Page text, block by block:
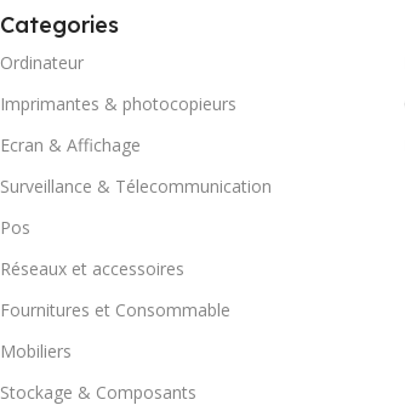
Categories
Ordinateur
Imprimantes & photocopieurs
Ecran & Affichage
Surveillance & Télecommunication
Pos
Réseaux et accessoires
Fournitures et Consommable
Mobiliers
Stockage & Composants